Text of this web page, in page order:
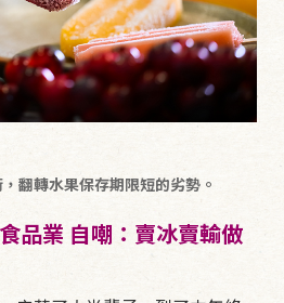
翻轉水果保存期限短的劣勢。
品業 自嘲：賣冰賣輸做